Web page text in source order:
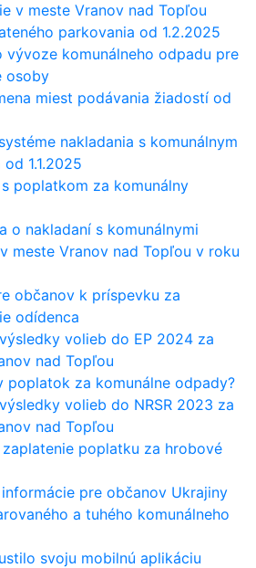
v meste Vranov nad Topľou
parkovania od 1.2.2025
vývoze komunálneho odpadu pre
osoby
miest podávania žiadostí od
nakladania s komunálnym
1.1.2025
poplatkom za komunálny
o nakladaní s komunálnymi
meste Vranov nad Topľou v roku
občanov k príspevku za
odídenca
volieb do EP 2024 za
nad Topľou
poplatok za komunálne odpady?
volieb do NRSR 2023 za
nad Topľou
poplatku za hrobové
pre občanov Ukrajiny
a tuhého komunálneho
svoju mobilnú aplikáciu